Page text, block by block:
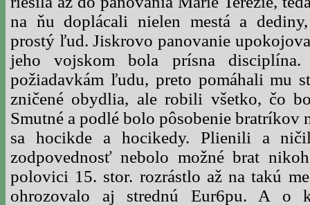
na ňu doplácali nielen mestá a
prostý ľud. Jiskrovo panovanie
jeho vojskom bola prísna disciplína.
požiadavkám ľudu, preto pomáhali mu
zničené obydlia, ale robili všetko, čo
Smutné a podlé bolo pôsobenie bratríkov
sa hocikde a hocikedy. Plienili a
zodpovednosť nebolo možné brat
polovici 15. stor. rozrástlo až na takú
ohrozovalo aj strednú Eur6pu. A o